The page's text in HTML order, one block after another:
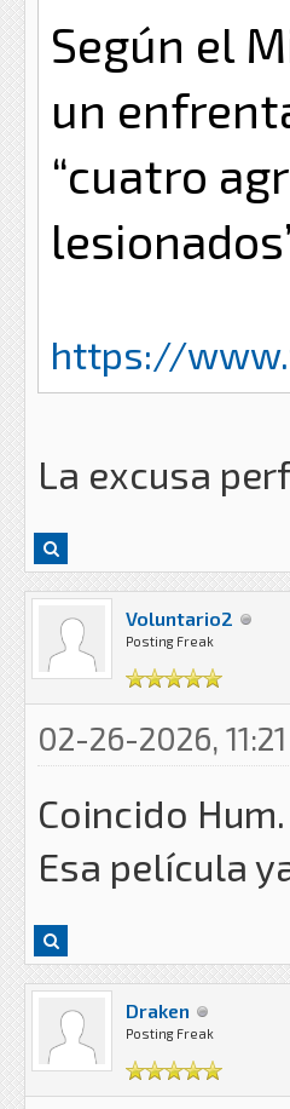
Según el
un
“cuatro
https://
La excusa
Voluntario2
Posting Freak
02-26-2026,
Coincido Hum.
Esa película
Draken
Posting Freak